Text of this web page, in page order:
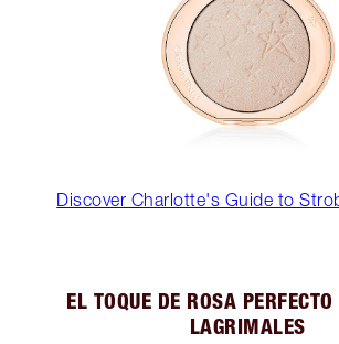
Discover Charlotte's Guide to
EL TOQUE DE ROSA
LAGRIMALES